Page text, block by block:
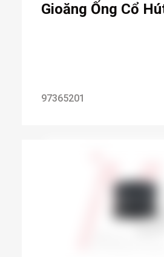
Gioăng Ống Cổ
97365201